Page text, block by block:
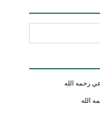
رحمه الله
الله